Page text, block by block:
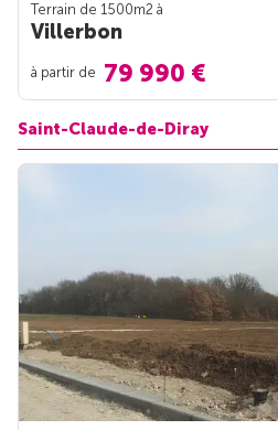
Terrain de 1500m2 à
Villerbon
à partir de 79 990 €
Saint-Claude-de-Diray